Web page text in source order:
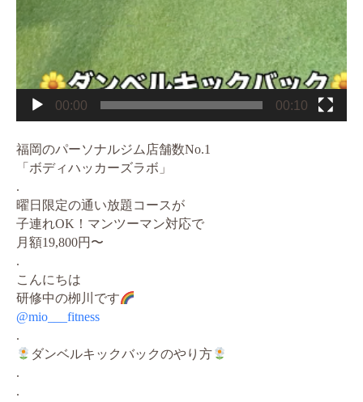
00:00 00:10
福岡のパーソナルジム店舗数No.1
「ボディハッカーズラボ」
.
曜日限定の通い放題コースが
子連れOK！マンツーマン対応で
月額19,800円〜
.
こんにちは
研修中の栁川です
@mio___fitness
.
ダンベルキックバックのやり方
.
.